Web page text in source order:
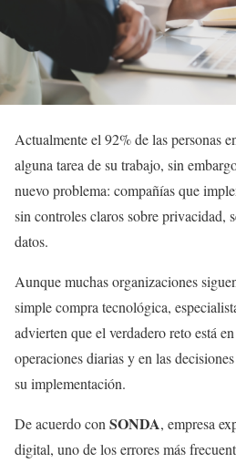
Actualmente el 92% de las personas
alguna tarea de su trabajo, sin
nuevo problema: compañías que
sin controles claros sobre privacidad,
datos.
Aunque muchas organizaciones
simple compra tecnológica,
advierten que el verdadero reto está
operaciones diarias y en las
su implementación.
De acuerdo con SONDA, empresa
digital, uno de los errores más